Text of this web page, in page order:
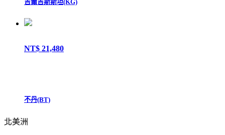
吉爾吉斯斯坦(KG)
NT$ 21,480
不丹(BT)
北美洲